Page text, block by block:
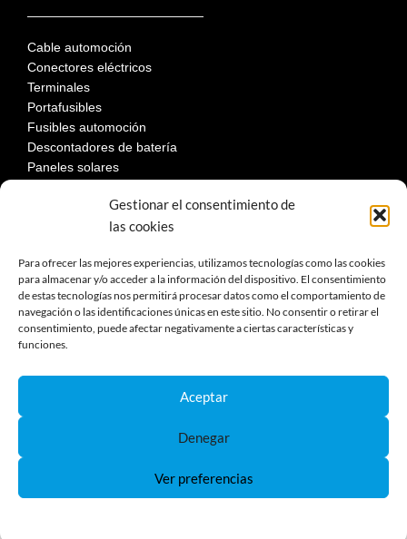
Gestionar el consentimiento de
las cookies
Para ofrecer las mejores experiencias, utilizamos tecnologías como las cookies
para almacenar y/o acceder a la información del dispositivo. El consentimiento
de estas tecnologías nos permitirá procesar datos como el comportamiento de
navegación o las identificaciones únicas en este sitio. No consentir o retirar el
consentimiento, puede afectar negativamente a ciertas características y
funciones.
Aceptar
Denegar
Ver preferencias
Cable automoción
Conectores eléctricos
Terminales
Portafusibles
Fusibles automoción
Descontadores de batería
Paneles solares
Aviso Legal
Política de privacidad
Política de cookies
Términos y condiciones de compra
Reclamaciones y desestimiento